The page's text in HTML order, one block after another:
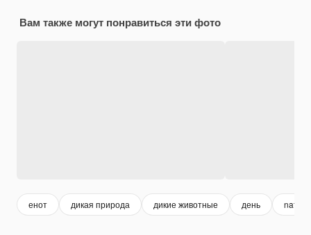
Вам также могут понравиться эти фото
енот дикая природа дикие животные день nature